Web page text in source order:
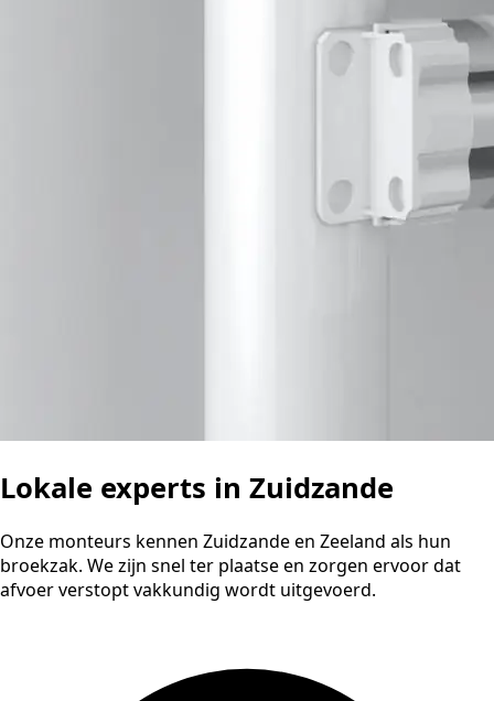
Lokale experts in Zuidzande
Onze monteurs kennen Zuidzande en Zeeland als hun
broekzak. We zijn snel ter plaatse en zorgen ervoor dat
afvoer verstopt vakkundig wordt uitgevoerd.